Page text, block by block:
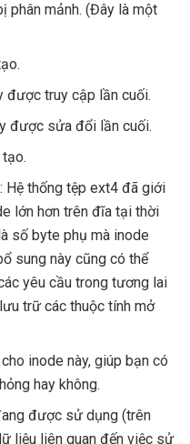
phân mảnh. (Đây là một
được truy cập lần cuối.
được sửa đổi lần cuối.
: Hệ thống tệp ext4 đã giới
lớn hơn trên đĩa tại thời
số byte phụ mà inode
sung này cũng có thể
yêu cầu trong tương lai
trữ các thuộc tính mở
inode này, giúp bạn có
hay không.
được sử dụng (trên
liệu liên quan đến việc sử